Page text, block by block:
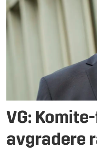
VG:
avgradere